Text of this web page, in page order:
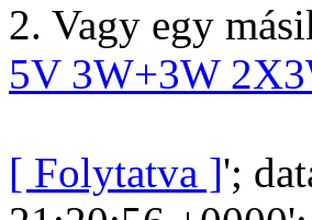
2. Vagy egy
5V 3W+3W
[ Folytatva ]';